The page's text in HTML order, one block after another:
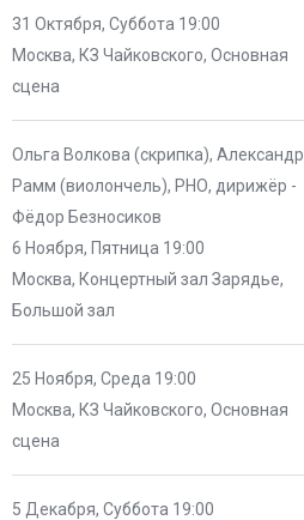
31 Октября, Суббота 19:00
Москва, КЗ Чайковского, Основная
сцена
Ольга Волкова (скрипка), Александр
Рамм (виолончель), РНО, дирижёр -
Фёдор Безносиков
6 Ноября, Пятница 19:00
Москва, Концертный зал Зарядье,
Большой зал
25 Ноября, Среда 19:00
Москва, КЗ Чайковского, Основная
сцена
5 Декабря, Суббота 19:00